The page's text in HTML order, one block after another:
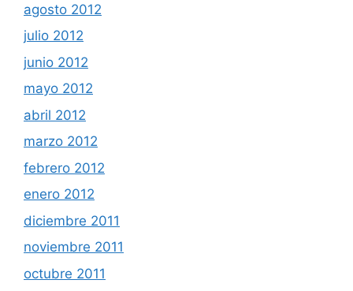
agosto 2012
julio 2012
junio 2012
mayo 2012
abril 2012
marzo 2012
febrero 2012
enero 2012
diciembre 2011
noviembre 2011
octubre 2011